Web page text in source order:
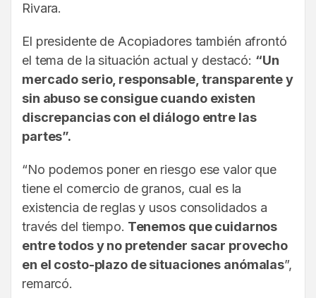
Rivara.
El presidente de Acopiadores también afrontó
el tema de la situación actual y destacó: “Un
mercado serio, responsable, transparente y
sin abuso se consigue cuando existen
discrepancias con el diálogo entre las
partes”.
“No podemos poner en riesgo ese valor que
tiene el comercio de granos, cual es la
existencia de reglas y usos consolidados a
través del tiempo. Tenemos que cuidarnos
entre todos y no pretender sacar provecho
en el costo-plazo de situaciones anómalas”,
remarcó.